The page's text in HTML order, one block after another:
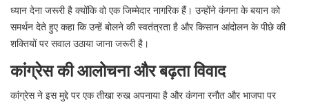
ध्यान देना जरूरी है क्योंकि वो एक जिम्मेदार नागरिक हैं। उन्होंने कंगना के बयान को
समर्थन देते हुए कहा कि उन्हें बोलने की स्वतंत्रता है और किसान आंदोलन के पीछे की
शक्तियों पर सवाल उठाया जाना जरूरी है।
कांग्रेस की आलोचना और बढ़ता विवाद
कांग्रेस ने इस मुद्दे पर एक तीखा रुख अपनाया है और कंगना रनौत और भाजपा पर